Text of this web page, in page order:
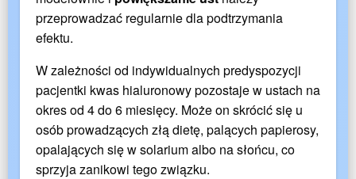
przeprowadzać regularnie dla podtrzymania
efektu.
W zależności od indywidualnych predyspozycji
pacjentki kwas hialuronowy pozostaje w ustach na
okres od 4 do 6 miesięcy. Może on skrócić się u
osób prowadzących złą dietę, palących papierosy,
opalających się w solarium albo na słońcu, co
sprzyja zanikowi tego związku.